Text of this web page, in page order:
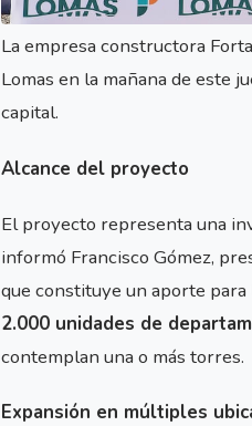
La empresa constructora
Lomas en la mañana de este
capital.
Alcance del proyecto
El proyecto representa una
informó Francisco Gómez,
que constituye un aporte
2.000 unidades de
contemplan una o más torres.
Expansión en múltiples